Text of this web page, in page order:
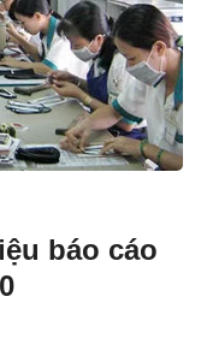
báo cáo